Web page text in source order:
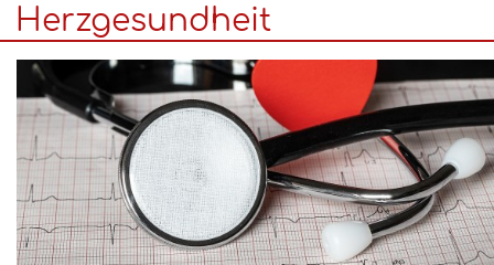
es
gefährlich,
Wasser
mehrfach
aufzukochen?
Herzgesundheit